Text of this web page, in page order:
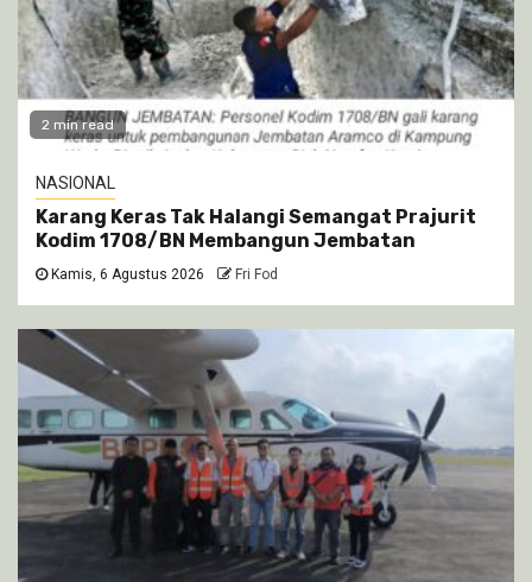
2 min read
NASIONAL
Karang Keras Tak Halangi Semangat Prajurit
Kodim 1708/BN Membangun Jembatan
Kamis, 6 Agustus 2026 Fri Fod